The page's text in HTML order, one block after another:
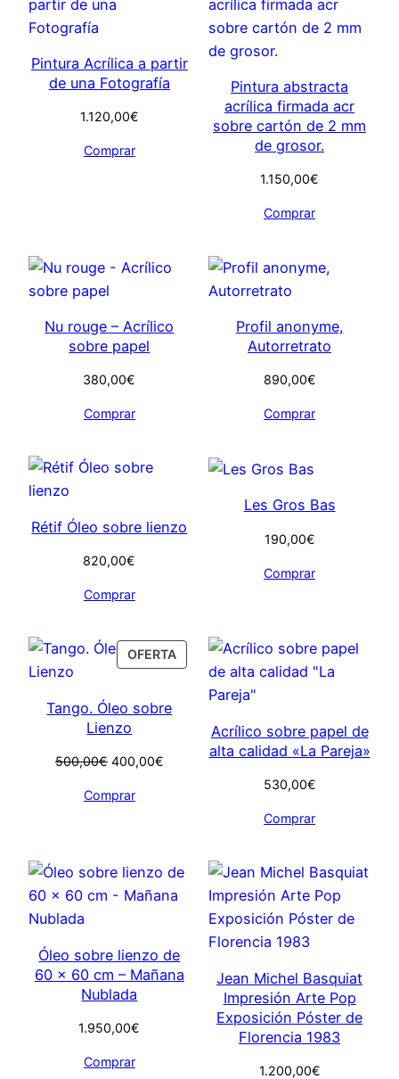
Pintura Acrílica a partir
de una Fotografía
1.120,00€
Comprar
Pintura abstracta
acrílica firmada acr
sobre cartón de 2 mm
de grosor.
1.150,00€
Comprar
Nu rouge – Acrílico
sobre papel
380,00€
Comprar
Profil anonyme,
Autorretrato
890,00€
Comprar
Rétif Óleo sobre lienzo
820,00€
Comprar
Les Gros Bas
190,00€
Comprar
OFERTA PRODUCT
ON
Tango. Óleo sobre
Lienzo
500,00€ El
original
400,00€El
Comprar
Acrílico sobre papel de
alta calidad «La Pareja»
530,00€
Comprar
Óleo sobre lienzo de
60 x 60 cm – Mañana
Nublada
1.950,00€
Comprar
Jean Michel Basquiat
Impresión Arte Pop
Exposición Póster de
Florencia 1983
1.200,00€